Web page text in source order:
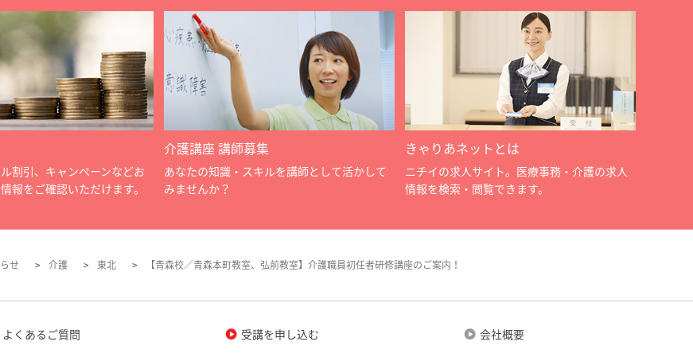
割引、キャンペーンなどお
報をご確認いただけます。
介護講座 講師募集
あなたの知識・スキルを講師として活かして
みませんか？
きゃりあネットとは
ニチイの求人サイト。医療事務・介護の求人
情報を検索・閲覧できます。
せ 介護 東北 【青森校／青森本町教室、弘前教室】介護職員初任者研修講座のご案内！
よくあるご質問 受講を申し込む 会社概要